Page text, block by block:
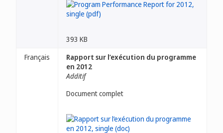
393 KB
Français
Rapport sur l’exécution du programme
en 2012
Additif
Document complet